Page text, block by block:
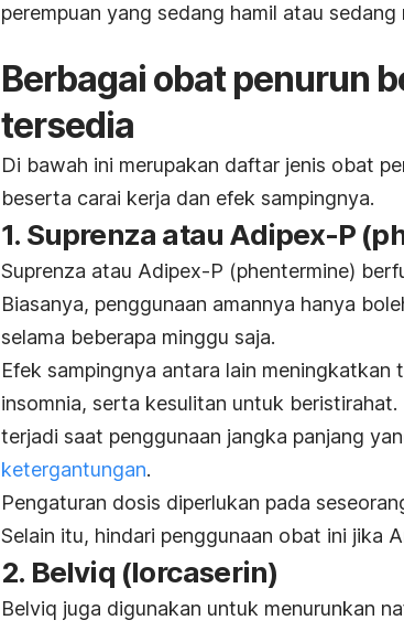
perempuan yang sedang hamil atau sedang
Berbagai obat penurun
tersedia
Di bawah ini merupakan daftar jenis obat
beserta carai kerja dan efek sampingnya.
1. Suprenza atau Adipex-P
Suprenza atau Adipex-P (phentermine)
Biasanya, penggunaan amannya hanya
selama beberapa minggu saja.
Efek sampingnya antara lain
insomnia, serta kesulitan untuk
terjadi saat penggunaan jangka panjang
ketergantungan.
Pengaturan dosis diperlukan pada
Selain itu, hindari penggunaan obat ini jika
2. Belviq (lorcaserin)
Belviq juga digunakan untuk menurunkan